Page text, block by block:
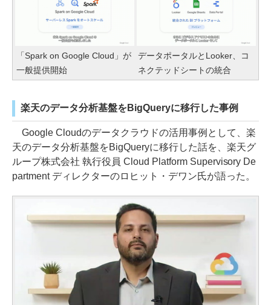
「Spark on Google Cloud」が
一般提供開始
データポータルとLooker、コ
ネクテッドシートの統合
楽天のデータ分析基盤をBigQueryに移行した事例
Google Cloudのデータクラウドの活用事例として、楽
天のデータ分析基盤をBigQueryに移行した話を、楽天グ
ループ株式会社 執行役員 Cloud Platform Supervisory De
partment ディレクターのロヒット・デワン氏が語った。